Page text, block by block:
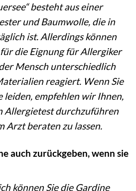
besteht aus einer
und Baumwolle, die in
ist. Allerdings können
die Eignung für Allergiker
Mensch unterschiedlich
reagiert. Wenn Sie
leiden, empfehlen wir Ihnen,
Allergietest durchzuführen
Arzt beraten zu lassen.
auch zurückgeben, wenn sie
können Sie die Gardine